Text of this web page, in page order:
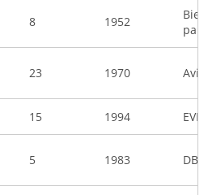
8 1952
par
23 1970
15 1994
5 1983